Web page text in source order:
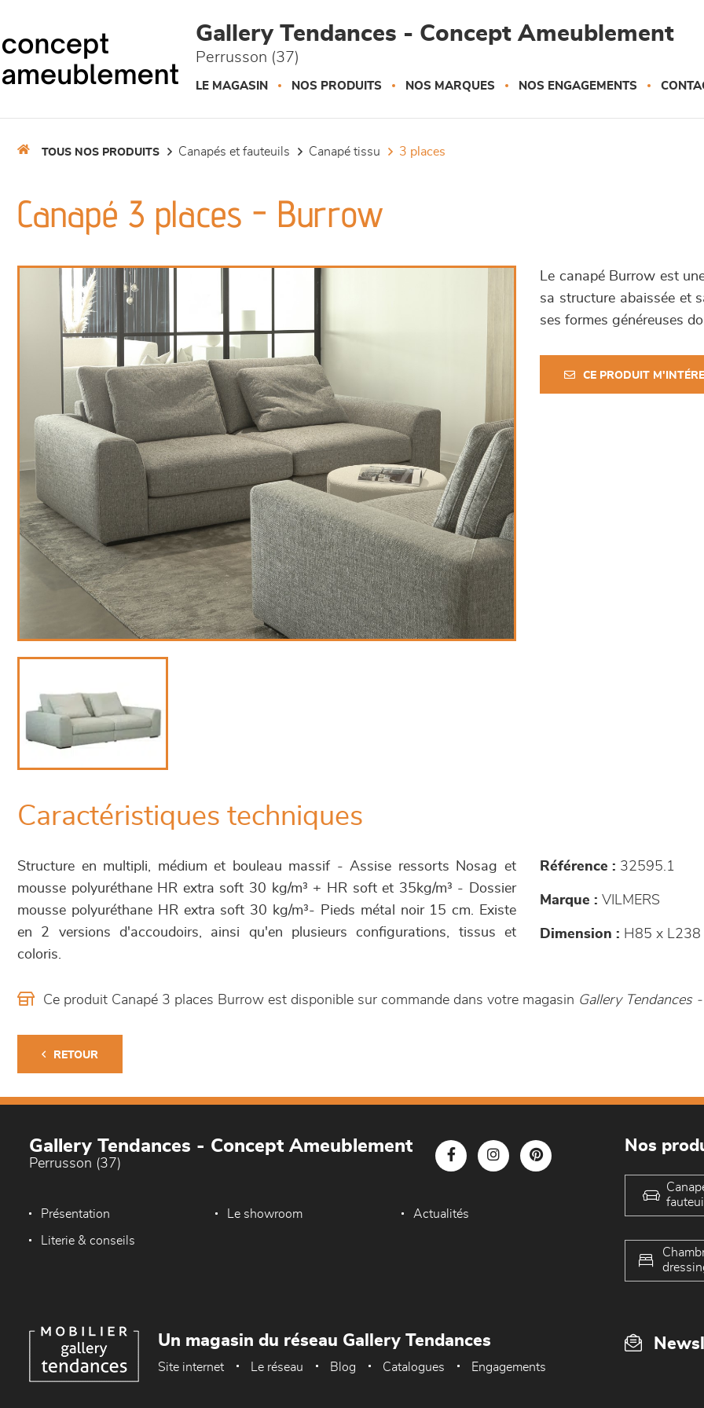
Gallery Tendances - Concept Ameublement
Perrusson (37)
LE MAGASIN NOS PRODUITS NOS MARQUES NOS ENGAGEMENTS
TOUS NOS PRODUITS canapés et fauteuils canapé tissu 3 places
Canapé 3 places - Burrow
Le canapé Burrow est
sa structure abaissée et
ses formes généreuses
CE PRODUIT
Caractéristiques techniques
Structure en multipli, médium et bouleau massif - Assise ressorts Nosag et
mousse polyuréthane HR extra soft 30 kg/m³ + HR soft et 35kg/m³ - Dossier
mousse polyuréthane HR extra soft 30 kg/m³- Pieds métal noir 15 cm. Existe
en 2 versions d'accoudoirs, ainsi qu'en plusieurs configurations, tissus et
coloris.
Référence : 32595.1
Marque : VILMERS
Dimension : H85 x L238
Ce produit Canapé 3 places Burrow est disponible sur commande dans votre magasin Gallery Tendances
RETOUR
Gallery Tendances - Concept Ameublement
Perrusson (37)
Présentation Le showroom Actualités
Literie & conseils
Nos
Un magasin du réseau Gallery Tendances
Site internet Le réseau Blog Catalogues Engagements